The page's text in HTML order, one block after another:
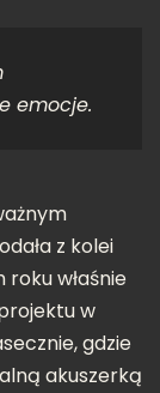
emocje.
z kolei
właśnie
w
gdzie
akuszerką